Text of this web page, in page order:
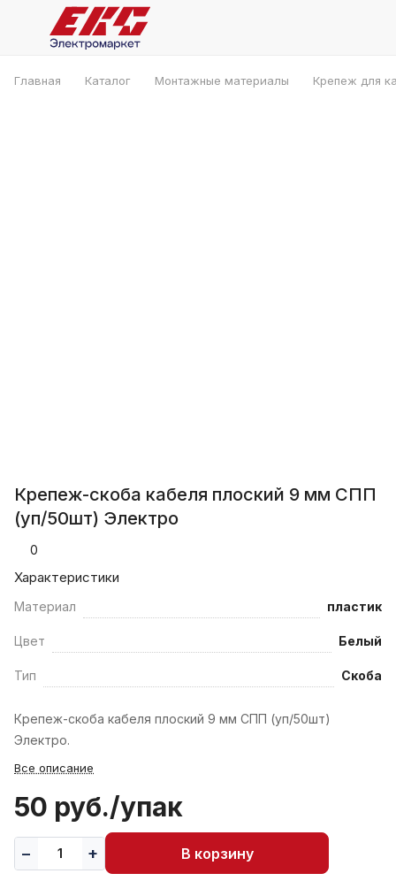
Главная Каталог Монтажные материалы Крепеж для
Крепеж-скоба кабеля плоский 9 мм СПП
(уп/50шт) Электро
0
Характеристики
Материал пластик
Цвет Белый
Тип Скоба
Крепеж-скоба кабеля плоский 9 мм СПП (уп/50шт)
Электро.
Все описание
50 руб./упак
В корзину